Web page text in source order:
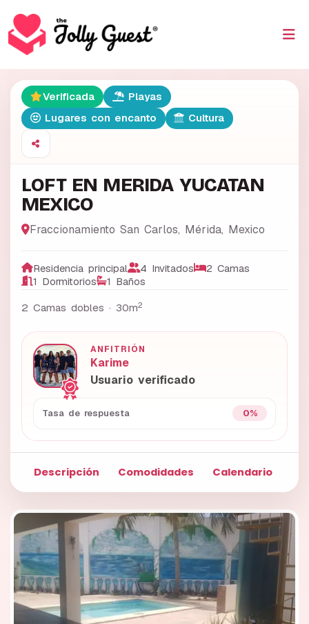
Verificada
Playas
Lugares con encanto
Cultura
LOFT EN MERIDA YUCATAN
MEXICO
Fraccionamiento San Carlos, Mérida, Mexico
Residencia principal 4 Invitados
2 Camas
1 Dormitorios
1 Baños
2 Camas dobles · 30m2
ANFITRIÓN
Karime
Usuario verificado
Tasa de respuesta 0%
Descripción Comodidades Calendario